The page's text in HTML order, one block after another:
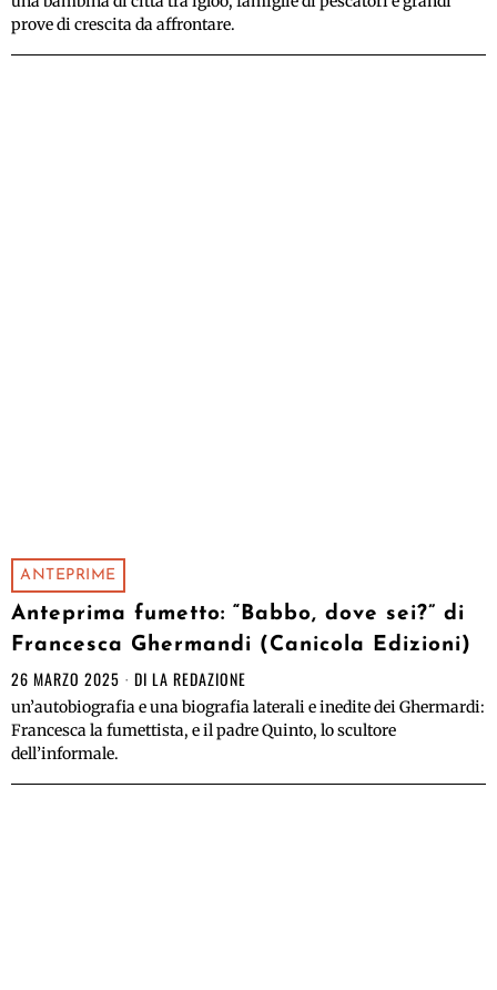
prove di crescita da affrontare.
ANTEPRIME
Anteprima fumetto: “Babbo, dove sei?” di
Francesca Ghermandi (Canicola Edizioni)
26 MARZO 2025 DI LA REDAZIONE
un’autobiografia e una biografia laterali e inedite dei Ghermardi:
Francesca la fumettista, e il padre Quinto, lo scultore
dell’informale.